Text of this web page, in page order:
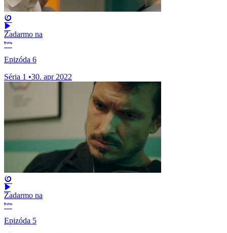
Zadarmo na
Epizóda 6
Séria 1 •30. apr 2022
Zadarmo na
Epizóda 5